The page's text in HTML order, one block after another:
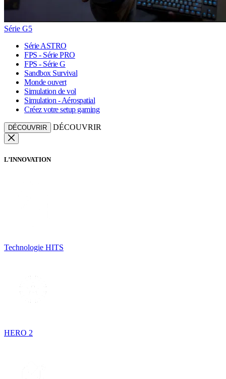
Série G5
Série ASTRO
FPS - Série PRO
FPS - Série G
Sandbox Survival
Monde ouvert
Simulation de vol
Simulation - Aérospatial
Créez votre setup gaming
DÉCOUVRIR DÉCOUVRIR
L’INNOVATION
Technologie HITS
HERO 2